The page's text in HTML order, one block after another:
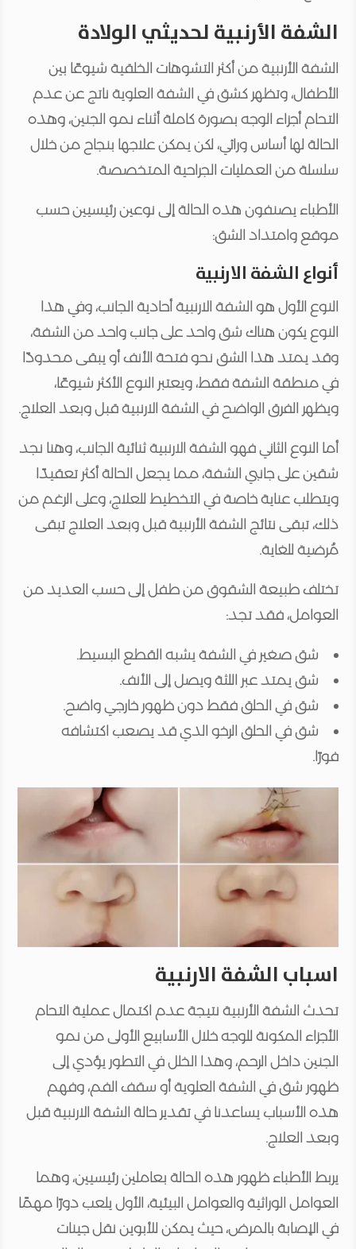
الشفة الأرنبية لحديثي الولادة
الشفة الأرنبية من أكثر التشوهات الخلقية شيوعًا بين
الأطفال، وتظهر كشق في الشفة العلوية ناتج عن عدم
التحام أجزاء الوجه بصورة كاملة أثناء نمو الجنين، وهذه
الحالة لها أساس وراثي، لكن يمكن علاجها بنجاح من خلال
سلسلة من العمليات الجراحية المتخصصة.
الأطباء يصنفون هذه الحالة إلى نوعين رئيسيين حسب
موقع وامتداد الشق:
أنواع الشفة الارنبية
النوع الأول هو الشفة الارنبية أحادية الجانب، وفي هذا
النوع يكون هناك شق واحد على جانب واحد من الشفة،
وقد يمتد هذا الشق نحو فتحة الأنف أو يبقى محدودًا
في منطقة الشفة فقط، ويعتبر النوع الأكثر شيوعًا،
ويظهر الفرق الواضح في الشفة الارنبية قبل وبعد العلاج.
أما النوع الثاني فهو الشفة الارنبية ثنائية الجانب، وهنا نجد
شقين على جانبي الشفة، مما يجعل الحالة أكثر تعقيدًا
ويتطلب عناية خاصة في التخطيط للعلاج، وعلى الرغم من
ذلك، تبقى نتائج الشفة الأرنبية قبل وبعد العلاج تبقى
مُرضية للغاية.
تختلف طبيعة الشقوق من طفل إلى حسب العديد من
العوامل، فقد تجد:
شق صغير في الشفة يشبه القطع البسيط.
شق يمتد عبر اللثة ويصل إلى الأنف.
شق في الحلق فقط دون ظهور خارجي واضح.
شق في الحلق الرخو الذي قد يصعب اكتشافه
فورًا.
اسباب الشفة الارنبية
تحدث الشفة الأرنبية نتيجة عدم اكتمال عملية التحام
الأجزاء المكونة للوجه خلال الأسابيع الأولى من نمو
الجنين داخل الرحم، وهذا الخلل في التطور يؤدي إلى
ظهور شق في الشفة العلوية أو سقف الفم، وفهم
هذه الأسباب يساعدنا في تقدير حالة الشفة الارنبية قبل
وبعد العلاج.
يربط الأطباء ظهور هذه الحالة بعاملين رئيسيين، وهما
العوامل الوراثية والعوامل البيئية، الأول يلعب دورًا مهمًا
في الإصابة بالمرض، حيث يمكن للأبوين نقل جينات